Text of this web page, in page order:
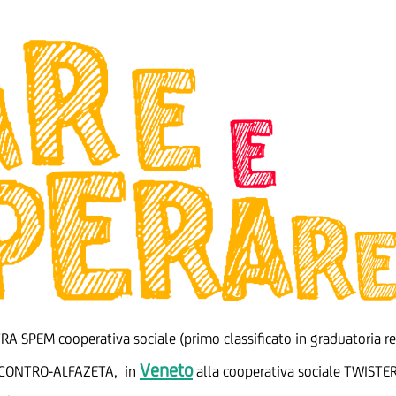
SPEM cooperativa sociale (primo classificato in graduatoria
ALFAZETA, in Veneto alla cooperativa sociale